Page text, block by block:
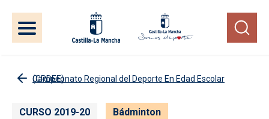
Campeonato Regional del Deporte En Edad Escolar (CRDEE)
CURSO 2019-20 Bádminton